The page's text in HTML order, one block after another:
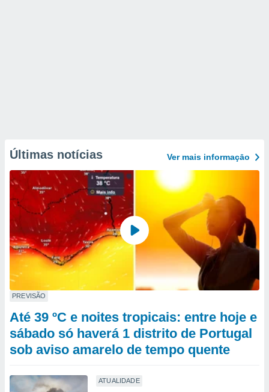
Últimas notícias Ver mais informaçāo
PREVISÃO
Até 39 ºC e noites tropicais: entre hoje e
sábado só haverá 1 distrito de Portugal
sob aviso amarelo de tempo quente
ATUALIDADE